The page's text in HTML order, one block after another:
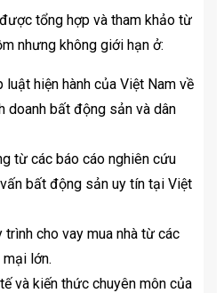
tổng hợp và tham khảo từ
nhưng không giới hạn ở:
luật hiện hành của Việt Nam về
doanh bất động sản và dân
từ các báo cáo nghiên cứu
bất động sản uy tín tại Việt
trình cho vay mua nhà từ các
lớn.
và kiến thức chuyên môn của